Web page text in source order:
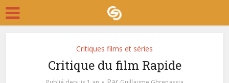
Critiques films et séries
Critique du film Rapide